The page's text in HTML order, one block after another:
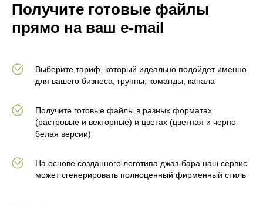
Получите готовые файлы
прямо на ваш e-mail
Выберите тариф, который идеально подойдет именно
для вашего бизнеса, группы, команды, канала
Получите готовые файлы в разных форматах
(растровые и векторные) и цветах (цветная и черно-
белая версии)
На основе созданного логотипа джаз-бара наш сервис
может сгенерировать полноценный фирменный стиль